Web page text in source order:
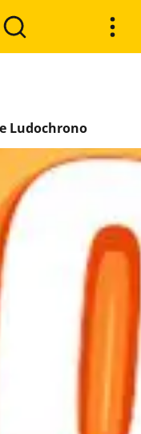
Ludochrono